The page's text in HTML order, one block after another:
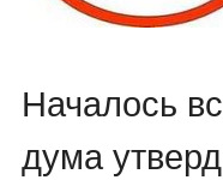
Началось
дума